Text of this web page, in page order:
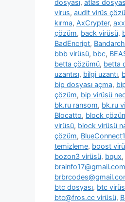
dosyası, atlas
virus, audit virüs
kırma, AxCrypter,
çözüm, back virüsü,
BadEncript,
bbb virüsü, bbc,
betta çözümü, betta
uzantısı, bilgi uzantı,
bip dosyası açma,
çözüm, bip virüsü
bk.ru ransom, bk.ru
Blocatto, block
virüsü, block virüsü
çözüm,
temizleme, boost
bozon3 virüsü, bqux,
brainfo17@gmail.com
btc dosyası, btc virüs
btc@fros.cc virüsü,